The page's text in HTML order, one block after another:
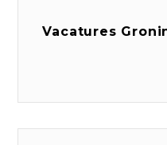
Vacatures